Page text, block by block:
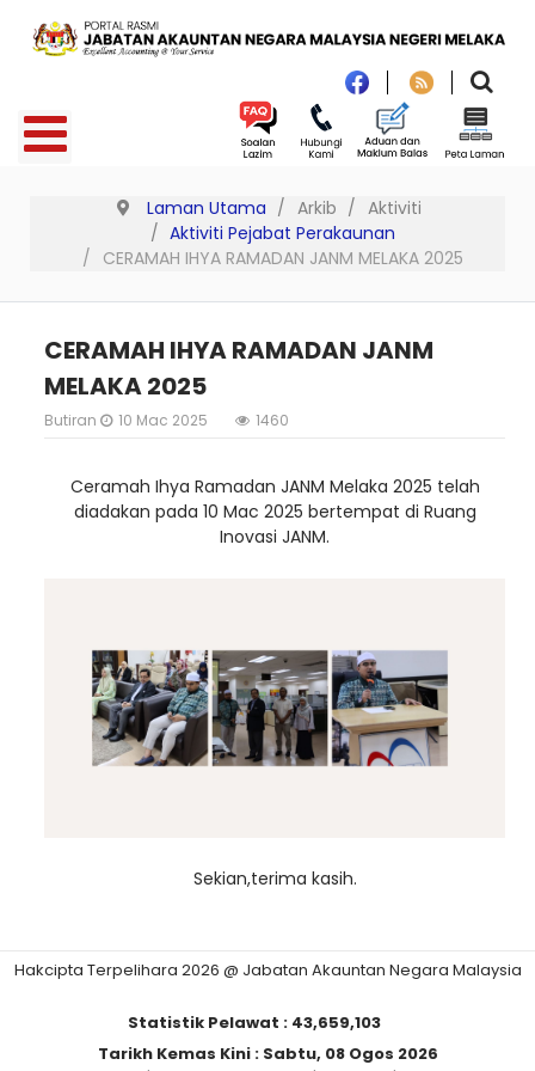
Laman Utama Arkib
Aktiviti
Aktiviti Pejabat Perakaunan
CERAMAH IHYA RAMADAN JANM MELAKA 2025
CERAMAH IHYA RAMADAN JANM
MELAKA 2025
Butiran 10 Mac 2025 1460
Ceramah Ihya Ramadan JANM Melaka 2025 telah
diadakan pada 10 Mac 2025 bertempat di Ruang
Inovasi JANM.
Sekian,terima kasih.
Hakcipta Terpelihara 2026 @ Jabatan Akauntan Negara Malaysia
Statistik Pelawat : 43,659,103
Tarikh Kemas Kini : Sabtu, 08 Ogos 2026